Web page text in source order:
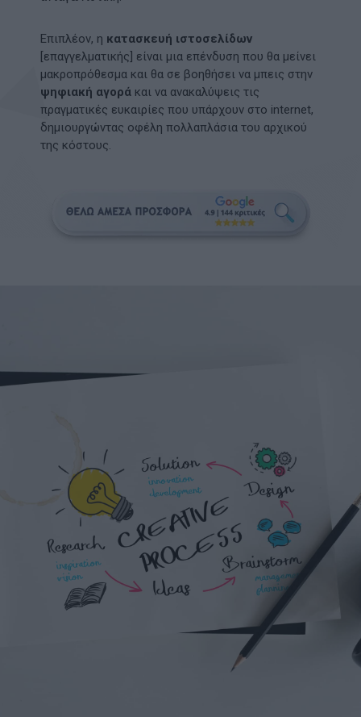
Επιπλέον, η κατασκευή ιστοσελίδων
[επαγγελματικής] είναι μια επένδυση που θα μείνει
μακροπρόθεσμα και θα σε βοηθήσει να μπεις στην
ψηφιακή αγορά και να ανακαλύψεις τις
πραγματικές ευκαιρίες που υπάρχουν στο internet,
δημιουργώντας οφέλη πολλαπλάσια του αρχικού
της κόστους.